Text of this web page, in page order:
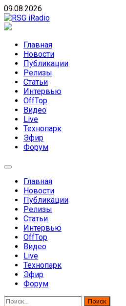
Skip
to
content
09.08.2026
направлений без возрастных
Главная
Новости
Публикации
Релизы
Статьи
Интервью
OffTop
Видео
Live
Технопарк
Эфир
Форум
Главная
Новости
Публикации
Релизы
Статьи
Интервью
OffTop
Видео
Live
Технопарк
Эфир
Форум
Найти: